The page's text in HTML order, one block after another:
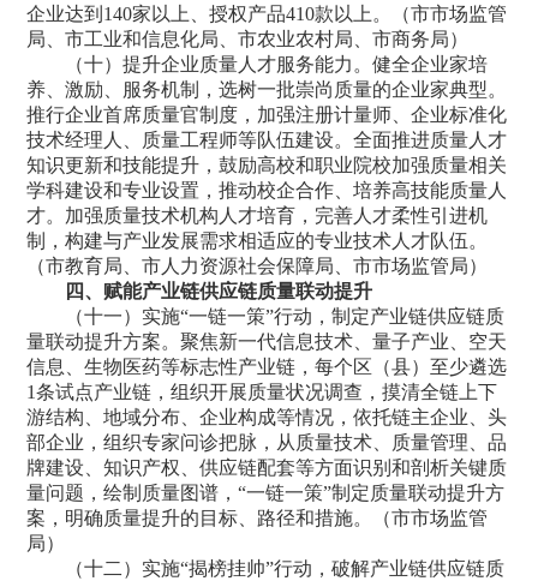
企业达到140家以上、授权产品410款以上。（市市场监管
局、市工业和信息化局、市农业农村局、市商务局）
（十）提升企业质量人才服务能力。健全企业家培
养、激励、服务机制，选树一批崇尚质量的企业家典型。
推行企业首席质量官制度，加强注册计量师、企业标准化
技术经理人、质量工程师等队伍建设。全面推进质量人才
知识更新和技能提升，鼓励高校和职业院校加强质量相关
学科建设和专业设置，推动校企合作、培养高技能质量人
才。加强质量技术机构人才培育，完善人才柔性引进机
制，构建与产业发展需求相适应的专业技术人才队伍。
（市教育局、市人力资源社会保障局、市市场监管局）
四、赋能产业链供应链质量联动提升
（十一）实施“一链一策”行动，制定产业链供应链质
量联动提升方案。聚焦新一代信息技术、量子产业、空天
信息、生物医药等标志性产业链，每个区（县）至少遴选
1条试点产业链，组织开展质量状况调查，摸清全链上下
游结构、地域分布、企业构成等情况，依托链主企业、头
部企业，组织专家问诊把脉，从质量技术、质量管理、品
牌建设、知识产权、供应链配套等方面识别和剖析关键质
量问题，绘制质量图谱，“一链一策”制定质量联动提升方
案，明确质量提升的目标、路径和措施。（市市场监管
局）
（十二）实施“揭榜挂帅”行动，破解产业链供应链质